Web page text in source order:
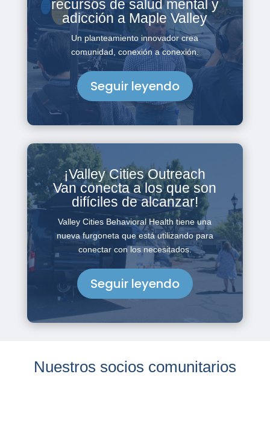
recursos de salud mental y
adicción a Maple Valley
Un planteamiento innovador crea
comunidad, conexión a conexión.
Seguir leyendo
¡Valley Cities Outreach
Van conecta a los que son
difíciles de alcanzar!
Valley Cities Behavioral Health tiene una
nueva furgoneta que está utilizando para
conectar con los necesitados.
Seguir leyendo
Nuestros socios comunitarios